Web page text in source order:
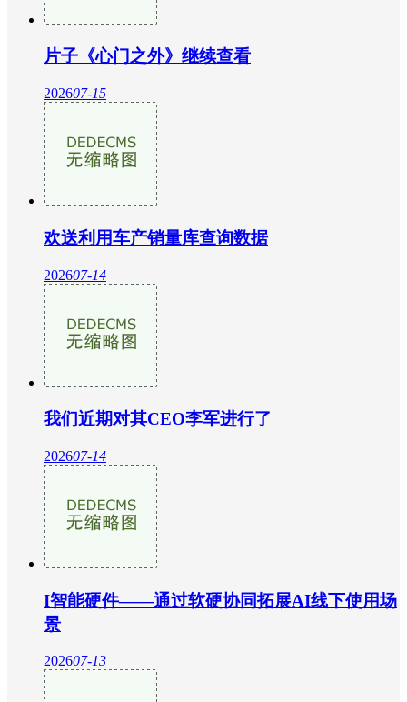
片子《心门之外》继续查看
202607-15
欢送利用车产销量库查询数据
202607-14
我们近期对其CEO李军进行了
202607-14
I智能硬件——通过软硬协同拓展AI线下使用场
景
202607-13